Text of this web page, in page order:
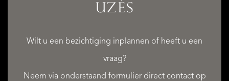
UZÈS
Wilt u een bezichtiging inplannen of heeft u een
vraag?
Neem via onderstaand formulier direct contact op